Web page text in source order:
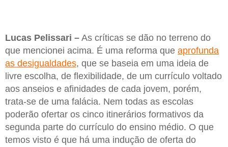
Lucas Pelissari – As críticas se dão no terreno do
que mencionei acima. É uma reforma que aprofunda
as desigualdades, que se baseia em uma ideia de
livre escolha, de flexibilidade, de um currículo voltado
aos anseios e afinidades de cada jovem, porém,
trata-se de uma falácia. Nem todas as escolas
poderão ofertar os cinco itinerários formativos da
segunda parte do currículo do ensino médio. O que
temos visto é que há uma indução de oferta do